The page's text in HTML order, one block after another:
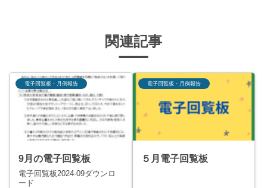
関連記事
電子回覧板・月例報告
9月の電子回覧板
電子回覧板2024-09ダウンロ
ード
電子回覧板・月例報告
５月電子回覧板